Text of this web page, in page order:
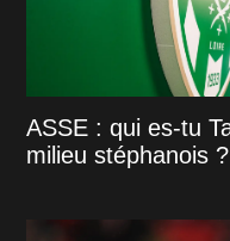
ASSE : qui es-tu
milieu stéphanois ?